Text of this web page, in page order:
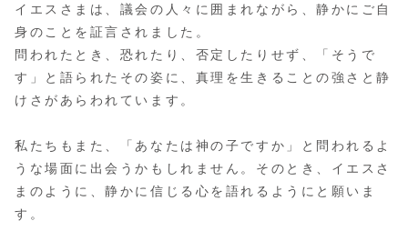
イエスさまは、議会の人々に囲まれながら、静かにご自
身のことを証言されました。
問われたとき、恐れたり、否定したりせず、「そうで
す」と語られたその姿に、真理を生きることの強さと静
けさがあらわれています。
私たちもまた、「あなたは神の子ですか」と問われるよ
うな場面に出会うかもしれません。そのとき、イエスさ
まのように、静かに信じる心を語れるようにと願いま
す。